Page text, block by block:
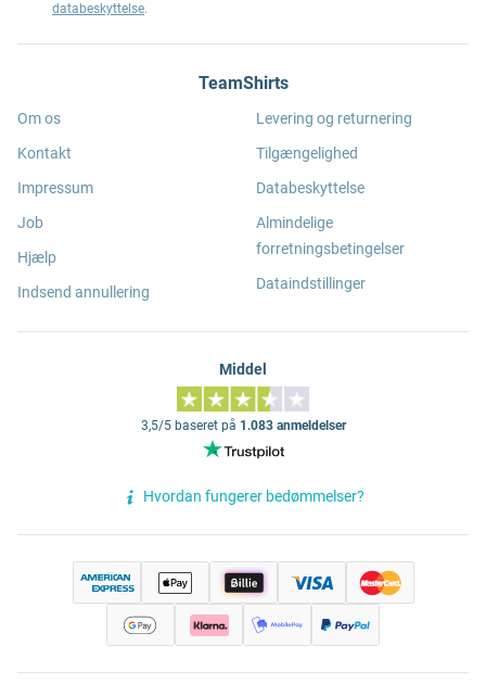
databeskyttelse.
TeamShirts
Om os
Kontakt
Impressum
Job
Hjælp
Indsend annullering
Levering og returnering
Tilgængelighed
Databeskyttelse
Almindelige
forretningsbetingelser
Dataindstillinger
Middel
3,5/5 baseret på 1.083 anmeldelser
Hvordan fungerer bedømmelser?